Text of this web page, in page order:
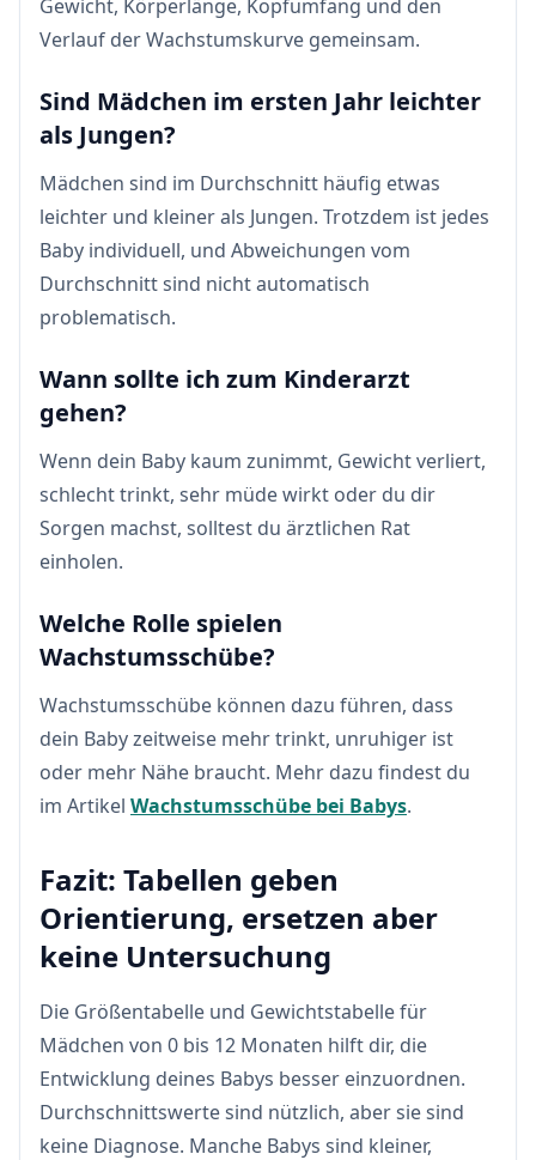
Gewicht, Körperlänge, Kopfumfang und den
Verlauf der Wachstumskurve gemeinsam.
Sind Mädchen im ersten Jahr leichter
als Jungen?
Mädchen sind im Durchschnitt häufig etwas
leichter und kleiner als Jungen. Trotzdem ist jedes
Baby individuell, und Abweichungen vom
Durchschnitt sind nicht automatisch
problematisch.
Wann sollte ich zum Kinderarzt
gehen?
Wenn dein Baby kaum zunimmt, Gewicht verliert,
schlecht trinkt, sehr müde wirkt oder du dir
Sorgen machst, solltest du ärztlichen Rat
einholen.
Welche Rolle spielen
Wachstumsschübe?
Wachstumsschübe können dazu führen, dass
dein Baby zeitweise mehr trinkt, unruhiger ist
oder mehr Nähe braucht. Mehr dazu findest du
im Artikel Wachstumsschübe bei Babys.
Fazit: Tabellen geben
Orientierung, ersetzen aber
keine Untersuchung
Die Größentabelle und Gewichtstabelle für
Mädchen von 0 bis 12 Monaten hilft dir, die
Entwicklung deines Babys besser einzuordnen.
Durchschnittswerte sind nützlich, aber sie sind
keine Diagnose. Manche Babys sind kleiner,